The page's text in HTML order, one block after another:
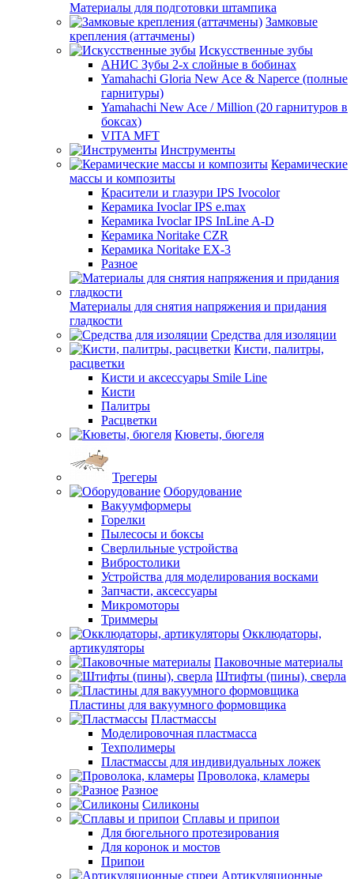
Материалы для подготовки штампика
Замковые
крепления (аттачмены)
Искусственные зубы
АНИС Зубы 2-х слойные в бобинах
Yamahachi Gloria New Ace & Naperce (полные
гарнитуры)
Yamahachi New Ace / Million (20 гарнитуров в
боксах)
VITA MFT
Инструменты
Керамические
массы и композиты
Красители и глазури IPS Ivocolor
Керамика Ivoclar IPS e.max
Керамика Ivoclar IPS InLine A-D
Керамика Noritake CZR
Керамика Noritake EX-3
Разное
Материалы для снятия напряжения и придания
гладкости
Средства для изоляции
Кисти, палитры,
расцветки
Кисти и аксессуары Smile Line
Кисти
Палитры
Расцветки
Кюветы, бюгеля
Трегеры
Оборудование
Вакуумформеры
Горелки
Пылесосы и боксы
Сверлильные устройства
Вибростолики
Устройства для моделирования восками
Запчасти, аксессуары
Микромоторы
Триммеры
Окклюдаторы,
артикуляторы
Паковочные материалы
Штифты (пины), сверла
Пластины для вакуумного формовщика
Пластмассы
Моделировочная пластмасса
Техполимеры
Пластмассы для индивидуальных ложек
Проволока, кламеры
Разное
Силиконы
Сплавы и припои
Для бюгельного протезирования
Для коронок и мостов
Припои
Артикуляционные